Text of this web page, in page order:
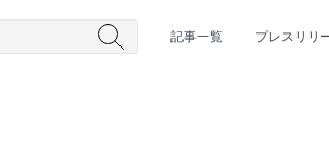
記事一覧 プレスリリ